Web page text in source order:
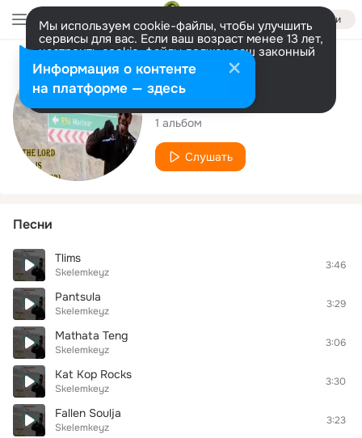
Войти
Мы используем cookie-файлы, чтобы улучшить
сервисы для вас. Если ваш возраст менее 13 лет,
настроить cookie-файлы должен ваш законный
представитель. Больше информации
Разрешить все Настроить
Исполнитель
Skelemkeyz
1 альбом
Слушать
Песни
Tlims
Skelemkeyz
3:46
Pantsula
Skelemkeyz
3:29
Mathata Teng
Skelemkeyz
3:06
Kat Kop Rocks
Skelemkeyz
3:30
Fallen Soulja
Skelemkeyz
3:23
Информация о контенте
на платформе — здесь